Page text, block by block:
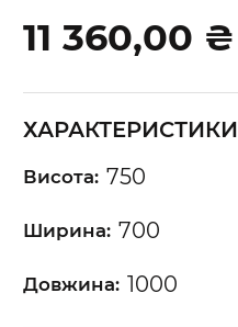
11 360,00 ₴
ХАРАКТЕРИСТИКИ
Висота: 750
Ширина: 700
Довжина: 1000
images
gallery